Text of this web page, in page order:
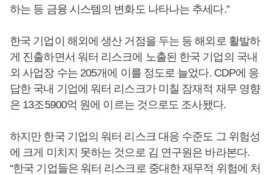
하는 등 금융 시스템의 변화도 나타나는 추세다.”
한국 기업이 해외에 생산 거점을 두는 등 해외로 활발하
게 진출하면서 워터 리스크에 노출된 한국 기업의 국내
외 사업장 수는 205개에 이를 정도로 늘었다. CDP에 응
답한 국내 기업에 워터 리스크가 미칠 잠재적 재무 영향
은 13조5900억 원에 이르는 것으로도 조사됐다.
하지만 한국 기업의 워터 리스크 대응 수준도 그 위험성
에 크게 미치지 못하는 것으로 김 연구원은 바라본다.
“한국 기업들은 워터 리스크로 중대한 재무적 위험에 처